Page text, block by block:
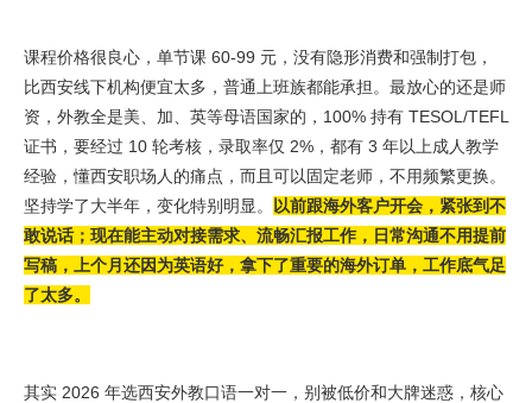
课程价格很良心，单节课 60-99 元，没有隐形消费和强制打包，
比西安线下机构便宜太多，普通上班族都能承担。最放心的还是师
资，外教全是美、加、英等母语国家的，100% 持有 TESOL/TEFL
证书，要经过 10 轮考核，录取率仅 2%，都有 3 年以上成人教学
经验，懂西安职场人的痛点，而且可以固定老师，不用频繁更换。
坚持学了大半年，变化特别明显。
以前跟海外客户开会，紧张到不
敢说话；现在能主动对接需求、流畅汇报工作，日常沟通不用提前
写稿，上个月还因为英语好，拿下了重要的海外订单，工作底气足
了太多。
其实 2026 年选西安外教口语一对一，别被低价和大牌迷惑，核心